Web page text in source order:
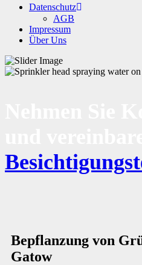
Datenschutz
AGB
Impressum
Über Uns
Bepflanzung von
Gatow